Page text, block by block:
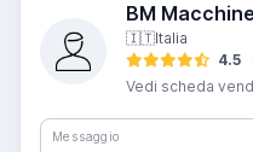
BM
🇮🇹Italia
4.5
Vedi scheda
Messaggio